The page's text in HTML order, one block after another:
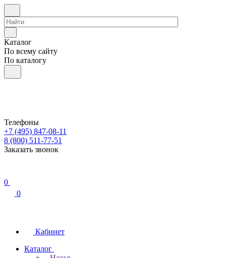
Каталог
По всему сайту
По каталогу
Телефоны
+7 (495) 847-08-11
8 (800) 511-77-51
Заказать звонок
0
0
Кабинет
Каталог